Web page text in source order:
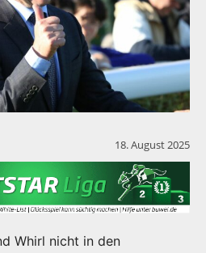
18. August 2025
Whirl nicht in den